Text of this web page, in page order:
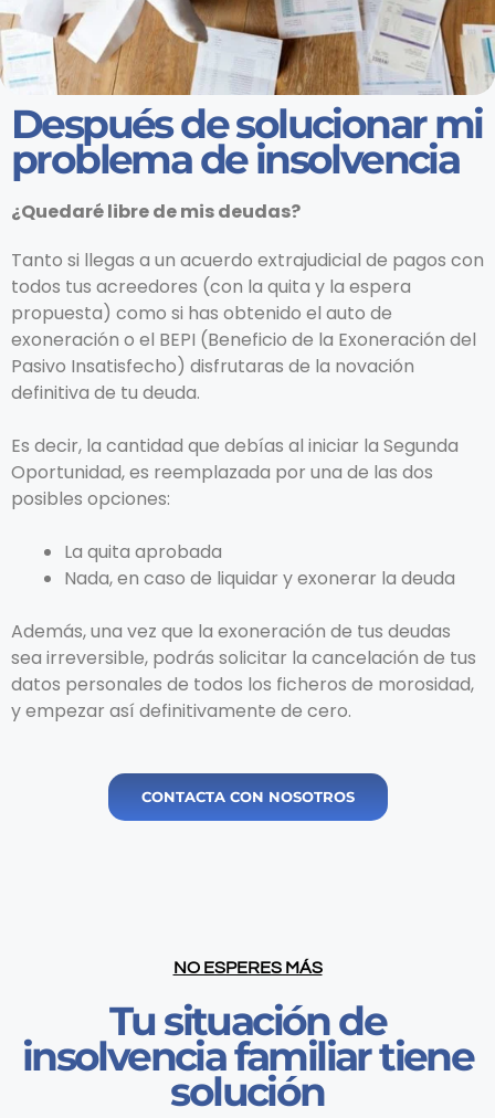
Después de solucionar mi
problema de insolvencia
¿Quedaré libre de mis deudas?
Tanto si llegas a un acuerdo extrajudicial de pagos con
todos tus acreedores (con la quita y la espera
propuesta) como si has obtenido el auto de
exoneración o el BEPI (Beneficio de la Exoneración del
Pasivo Insatisfecho) disfrutaras de la novación
definitiva de tu deuda.
Es decir, la cantidad que debías al iniciar la Segunda
Oportunidad, es reemplazada por una de las dos
posibles opciones:
La quita aprobada
Nada, en caso de liquidar y exonerar la deuda
Además, una vez que la exoneración de tus deudas
sea irreversible, podrás solicitar la cancelación de tus
datos personales de todos los ficheros de morosidad,
y empezar así definitivamente de cero.
CONTACTA CON NOSOTROS
NO ESPERES MÁS
Tu situación de
insolvencia familiar tiene
solución